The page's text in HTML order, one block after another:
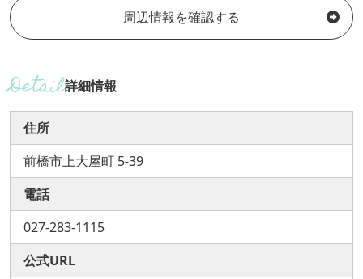
周辺情報を確認する
詳細情報
住所
前橋市上大屋町 5-39
電話
027-283-1115
公式URL